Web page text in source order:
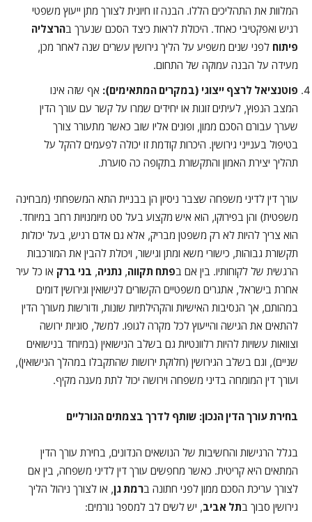
המלוות את התהליכים הללו. הבנה זו חיונית לצורך מתן ייעוץ משפטי
רגיש ואפקטיבי כאחד. היכולת לראות כיצד הסכם שנערך בהרצליה
פיתוח לפני שנים משפיע על הליך גירושין עשרים שנה לאחר מכן,
מעידה על הבנה עמוקה של התחום.
פוטנציאל לרצף ייצוגי (במקרים המתאימים): אף שזה אינו
המצב הנפוץ, לעיתים זוגות או יחידים שמרו על קשר עם עורך הדין
שערך עבורם הסכם ממון, ופונים אליו שוב כאשר מתעורר צורך
בטיפול בענייני גירושין. היכרות קודמת זו יכולה לפעמים להקל על
תהליך יצירת האמון והתקשורת בתקופה כה סוערת.
עורך דין לדיני משפחה שצבר ניסיון הן בבניית התא המשפחתי (מבחינה
משפטית) והן בפירוקו, הוא איש מקצוע בעל סט מיומנויות רחב במיוחד.
הוא צריך להיות לא רק משפטן מבריק, אלא גם אדם רגיש, בעל יכולות
תקשורת גבוהות, כישורי משא ומתן וגישור, ויכולת להבין את המורכבות
הרגשית של לקוחותיו. בין אם בפתח תקווה, נתניה, בני ברק או כל עיר
אחרת בישראל, אתגרים משפטיים הקשורים לנישואין וגירושין דומים
במהותם, אך הנסיבות האישיות והקהילתיות שונות, ודורשות מעורך הדין
להתאים את הגישה והייעוץ לכל מקרה לגופו. למשל, סוגיות ירושה
וצוואות עשויות להיות רלוונטיות גם בשלב הנישואין (במיוחד בנישואים
שניים), וגם בשלב הגירושין (חלוקת ירושות שהתקבלו במהלך הנישואין),
ועורך דין המומחה בדיני משפחה וירושה יכול לתת מענה מקיף.
בחירת עורך הדין הנכון: שותף לדרך בצמתים הגורליים
בגלל הרגישות והחשיבות של הנושאים הנדונים, בחירת עורך הדין
המתאים היא קריטית. כאשר מחפשים עורך דין לדיני משפחה, בין אם
לצורך עריכת הסכם ממון לפני חתונה ברמת גן, או לצורך ניהול הליך
גירושין סבוך בתל אביב, יש לשים לב למספר גורמים: